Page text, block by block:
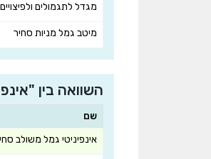
מגדל לתגמולים
מיטב גמל מניות סחיר
השוואה בין
שם
אינפיניטי גמל משולב